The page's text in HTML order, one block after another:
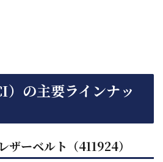
）の主要ラインナッ
ザーベルト（411924）